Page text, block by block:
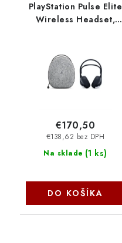
PlayStation Pulse Elite
Wireless Headset,
Na sklade (1 ks)
€138,62 bez DPH
€170,50
DO KOŠÍKA